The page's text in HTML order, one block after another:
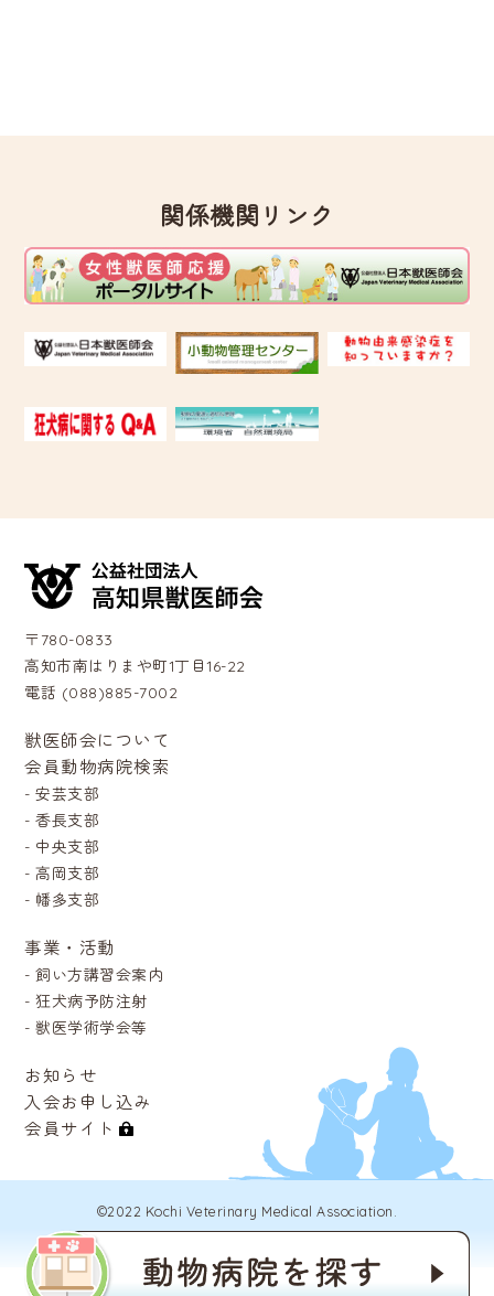
関係機関リンク
〒780-0833
高知市南はりまや町1丁目16-22
電話 (088)885-7002
獣医師会について
会員動物病院検索
-安芸支部
-香長支部
- 中央支部
-高岡支部
- 幡多支部
事業・活動
-飼い方講習会案内
-狂犬病予防注射
-獣医学術学会等
お知らせ
入会お申し込み
会員サイト
©2022 Kochi Veterinary Medical Association.